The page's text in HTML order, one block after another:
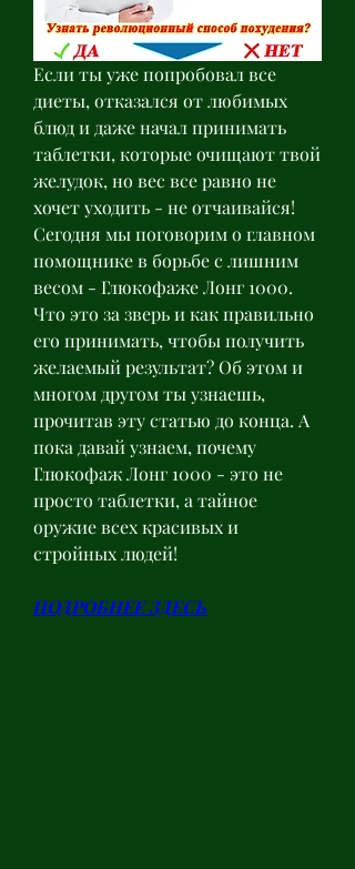
Если ты уже попробовал все
диеты, отказался от любимых
блюд и даже начал принимать
таблетки, которые очищают твой
желудок, но вес все равно не
хочет уходить - не отчаивайся!
Сегодня мы поговорим о главном
помощнике в борьбе с лишним
весом - Глюкофаже Лонг 1000.
Что это за зверь и как правильно
его принимать, чтобы получить
желаемый результат? Об этом и
многом другом ты узнаешь,
прочитав эту статью до конца. А
пока давай узнаем, почему
Глюкофаж Лонг 1000 - это не
просто таблетки, а тайное
оружие всех красивых и
стройных людей!
ПОДРОБНЕЕ ЗДЕСЬ